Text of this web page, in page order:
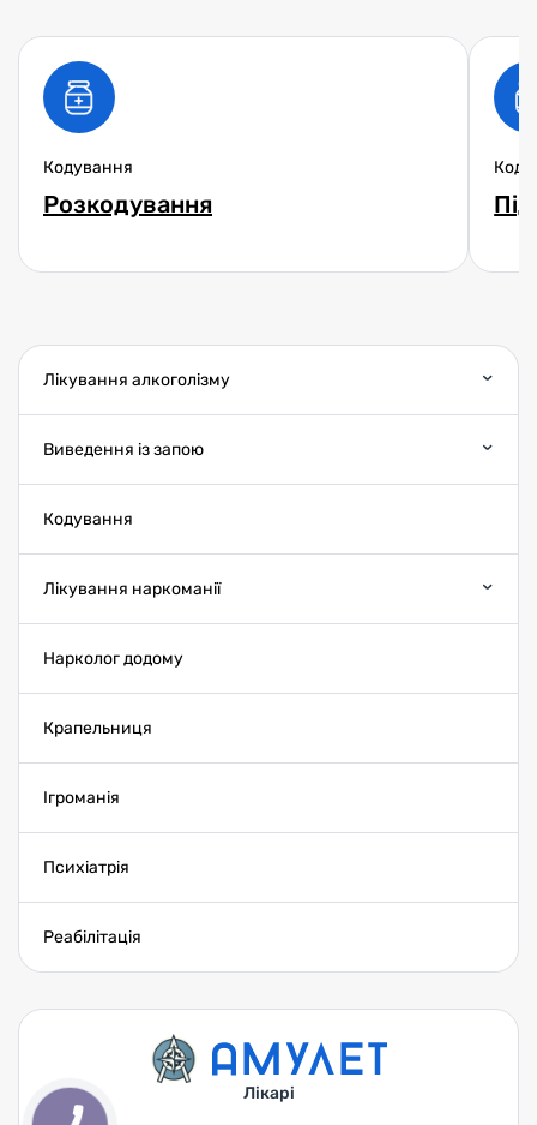
Лікування алкоголізму
Виведення із запою
Кодування
Лікування наркоманії
Нарколог додому
Крапельниця
Ігроманія
Психіатрія
Реабілітація
Кодування
Розкодування
Лікарі